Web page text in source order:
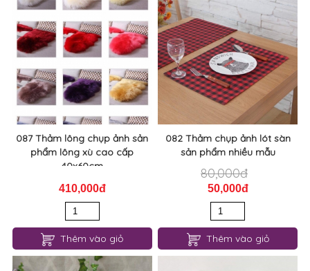
087 Thảm lông chụp ảnh sản
phẩm lông xù cao cấp
40x60cm
410,000đ
Thêm vào giỏ
082 Thảm chụp ảnh lót sàn
sản phẩm nhiều mẫu
80,000đ
50,000đ
Thêm vào giỏ